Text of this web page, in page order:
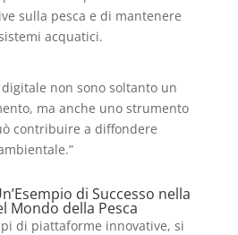
sulla pesca e di mantenere
acquatici.
digitale non sono soltanto un
ma anche uno strumento
contribuire a diffondere
di Successo nella
Mondo della Pesca
di piattaforme innovative, si